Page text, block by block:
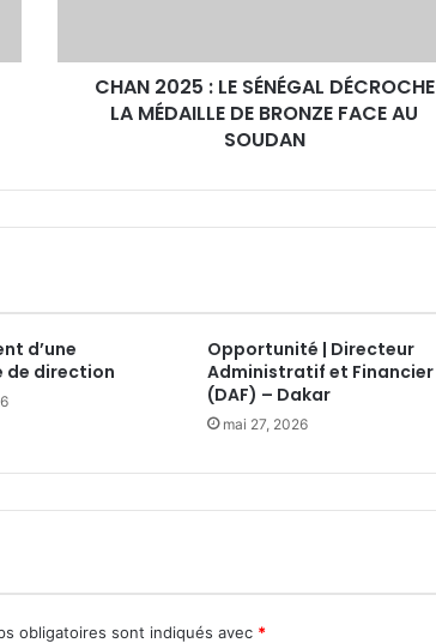
DE
BRONZECHAN 2025 : LE SÉNÉGAL DÉCROCHE
LA MÉDAILLE DE BRONZE FACE AU
SOUDAN
d’une
de direction
Opportunité | Directeur
Administratif et Financier
(DAF) – Dakar
mai 27, 2026
obligatoires sont indiqués avec *